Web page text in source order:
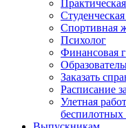
Спортивная
Психолог
Финансовая
Заказать
Расписание
Улетная
беспилотных